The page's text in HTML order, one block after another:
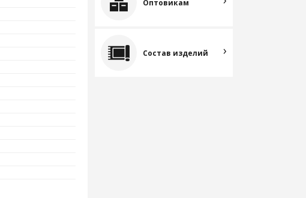
Оптовикам
Состав изделий